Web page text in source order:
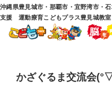
沖縄県豊見城市・那覇市・宜野湾市・
支援 運動療育こどもプラス豊見城教
かざぐるま交流会